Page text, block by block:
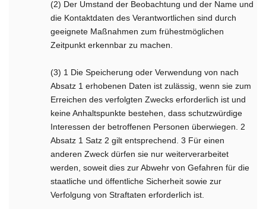
(2) Der Umstand der Beobachtung und der Name und
die Kontaktdaten des Verantwortlichen sind durch
geeignete Maßnahmen zum frühestmöglichen
Zeitpunkt erkennbar zu machen.
(3) 1 Die Speicherung oder Verwendung von nach
Absatz 1 erhobenen Daten ist zulässig, wenn sie zum
Erreichen des verfolgten Zwecks erforderlich ist und
keine Anhaltspunkte bestehen, dass schutzwürdige
Interessen der betroffenen Personen überwiegen. 2
Absatz 1 Satz 2 gilt entsprechend. 3 Für einen
anderen Zweck dürfen sie nur weiterverarbeitet
werden, soweit dies zur Abwehr von Gefahren für die
staatliche und öffentliche Sicherheit sowie zur
Verfolgung von Straftaten erforderlich ist.